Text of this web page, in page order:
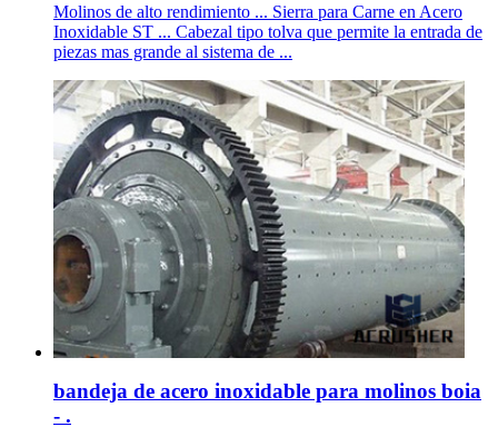
Molinos de alto rendimiento ... Sierra para Carne en Acero
Inoxidable ST ... Cabezal tipo tolva que permite la entrada de
piezas mas grande al sistema de ...
bandeja de acero inoxidable para molinos boia
- .